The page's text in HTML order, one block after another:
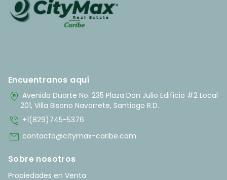
Encuentranos aquí
home_pin Avenida Duarte No. 235 Plaza Don Julio Edificio #2 Local
201, Villa Bisono Navarrete, Santiago R.D.
phone_in_talk +1(829)745-5376
mail contacto@citymax-caribe.com
Sobre nosotros
Propiedades en Venta